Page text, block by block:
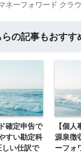
ネーフォワード クラ
らの記事もおすす
確定申告で
すい勘定科
しい仕訳で
【個
源泉徴
ーフォ